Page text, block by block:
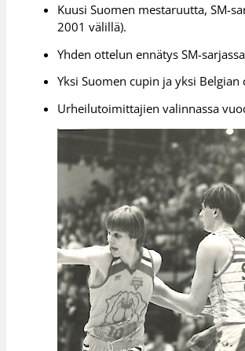
Kuusi Suomen mestaruutta, SM-
2001 välillä).
Yhden ottelun ennätys SM-
Yksi Suomen cupin ja yksi
Urheilutoimittajien valinnassa